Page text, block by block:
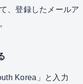
、登録したメールア
Korea」と入力